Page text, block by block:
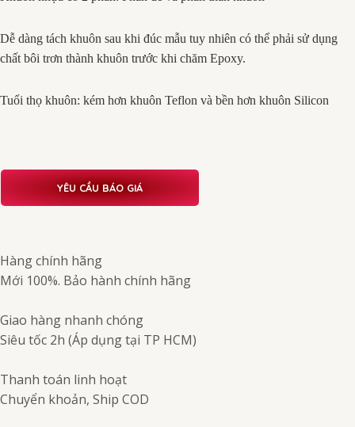
Dễ dàng tách khuôn sau khi đúc mẫu tuy nhiên có thể phải sử dụng
chất bôi trơn thành khuôn trước khi chăm Epoxy.
Tuổi thọ khuôn: kém hơn khuôn Teflon và bền hơn khuôn Silicon
YÊU CẦU BÁO GIÁ
Hàng chính hãng
Mới 100%. Bảo hành chính hãng
Giao hàng nhanh chóng
Siêu tốc 2h (Áp dụng tại TP HCM)
Thanh toán linh hoạt
Chuyển khoản, Ship COD